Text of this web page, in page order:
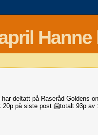
har deltatt på Raseråd
på siste post 🤗totalt 93p av